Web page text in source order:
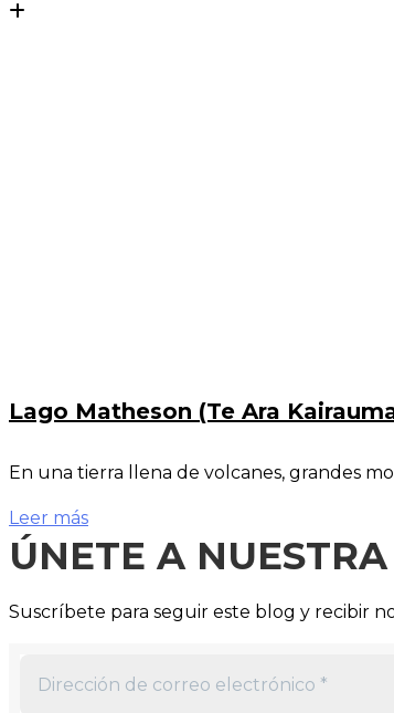
Lago Matheson (Te Ara
En una tierra llena de volcanes, grandes
Leer más
ÚNETE A
Suscríbete para seguir este blog y recibir